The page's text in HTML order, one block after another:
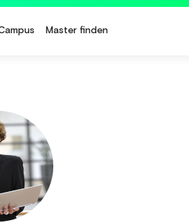
Master finden